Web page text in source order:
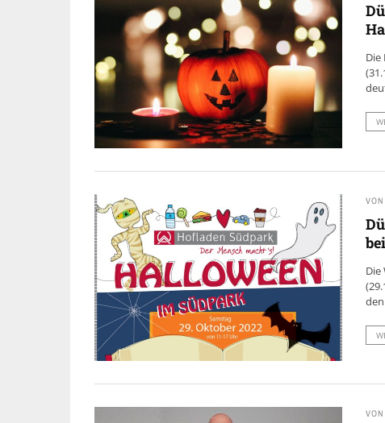
VON
Die
VON